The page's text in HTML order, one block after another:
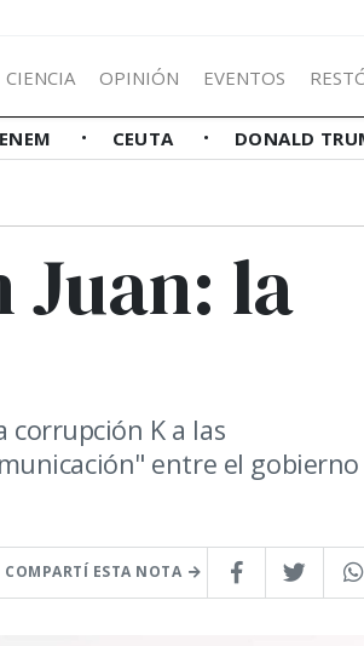
CIENCIA OPINIÓN EVENTOS
CEUTA DONALD
Juan: la
corrupción K a las
entre el
COMPARTÍ ESTA NOTA